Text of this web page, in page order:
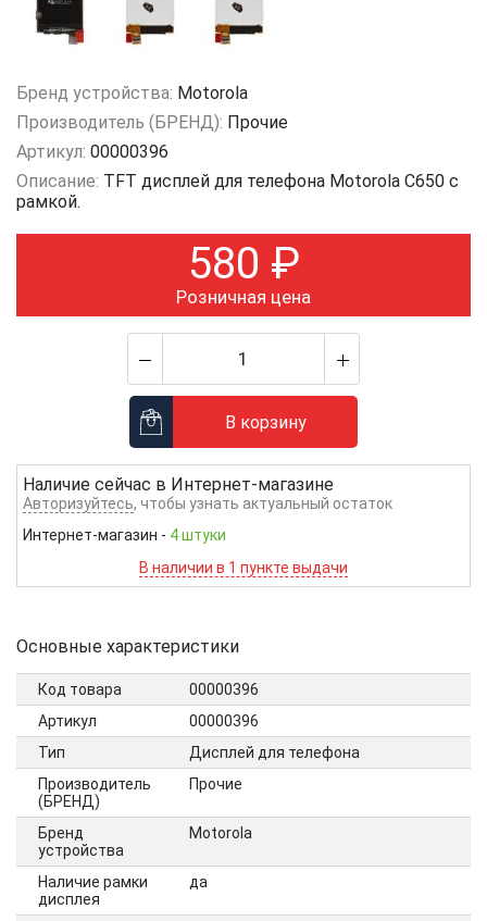
Бренд устройства: Motorola
Производитель (БРЕНД): Прочие
Артикул: 00000396
Описание: TFT дисплей для телефона Motorola C650 с
рамкой.
580 ₽
Розничная цена
В корзину
Наличие сейчас в Интернет-магазине
Авторизуйтесь, чтобы узнать актуальный остаток
Интернет-магазин - 4 штуки
В наличии в 1 пункте выдачи
Основные характеристики
Код товара
00000396
Артикул
00000396
Тип
Дисплей для телефона
Производитель
(БРЕНД)
Прочие
Бренд
устройства
Motorola
Наличие рамки
дисплея
да